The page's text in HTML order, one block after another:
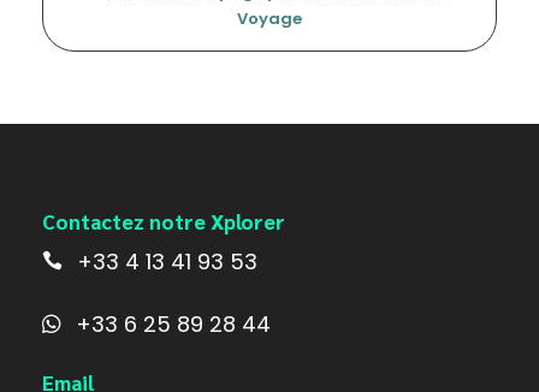
Voyage
Contactez notre Xplorer
+33 4 13 41 93 53
+33 6 25 89 28 44
Email